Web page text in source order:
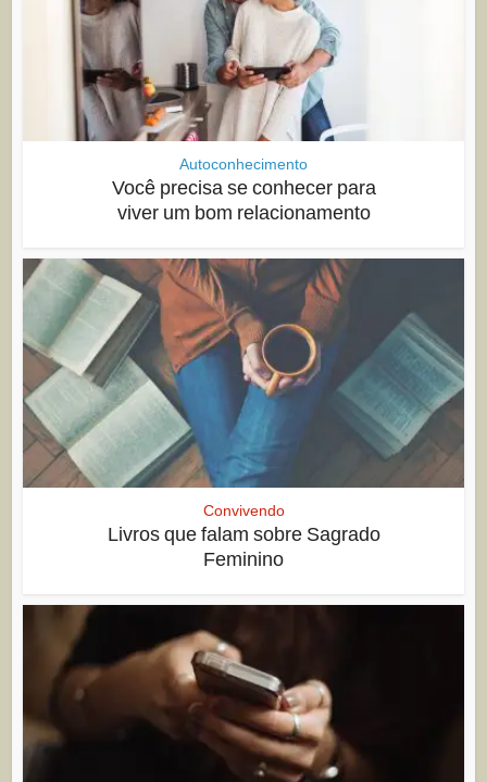
Autoconhecimento
Você precisa se conhecer para
viver um bom relacionamento
Convivendo
Livros que falam sobre Sagrado
Feminino